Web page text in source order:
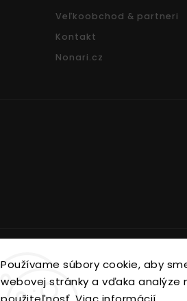
Používame súbory cookie, aby
webovej stránky a vďaka analýze
Veľkoobchod & partneri
Kontakt
Nonari.cz
Copyright